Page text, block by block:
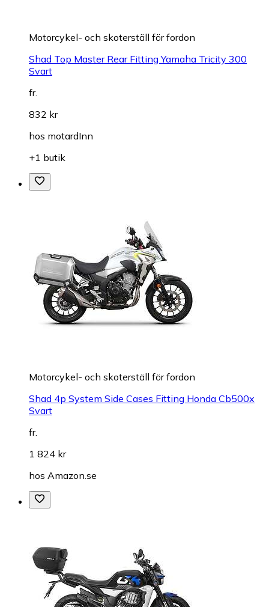
Motorcykel- och skoterställ för fordon
Shad Top Master Rear Fitting Yamaha Tricity 300
Svart
fr.
832 kr
hos motardInn
+1 butik
Motorcykel- och skoterställ för fordon
Shad 4p System Side Cases Fitting Honda Cb500x
Svart
fr.
1 824 kr
hos Amazon.se